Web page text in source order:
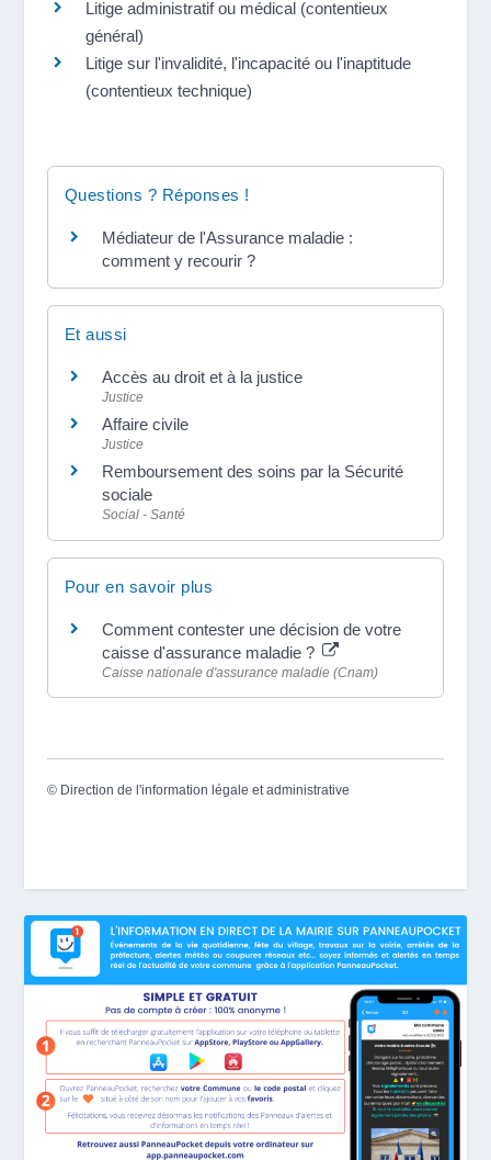
Litige administratif ou médical (contentieux
général)
Litige sur l'invalidité, l'incapacité ou l'inaptitude
(contentieux technique)
Questions ? Réponses !
Médiateur de l'Assurance maladie :
comment y recourir ?
Et aussi
Accès au droit et à la justice
Justice
Affaire civile
Justice
Remboursement des soins par la Sécurité
sociale
Social - Santé
Pour en savoir plus
Comment contester une décision de votre
caisse d'assurance maladie ?
Caisse nationale d'assurance maladie (Cnam)
© Direction de l'information légale et administrative